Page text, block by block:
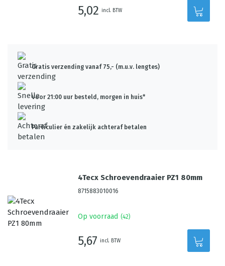
5,02 incl. BTW
Gratis verzending vanaf 75,- (m.u.v. lengtes)
Voor 21:00 uur besteld, morgen in huis*
Particulier én zakelijk achteraf betalen
4Tecx Schroevendraaier PZ1 80mm
8715883010016
Op voorraad (42)
5,67 incl. BTW